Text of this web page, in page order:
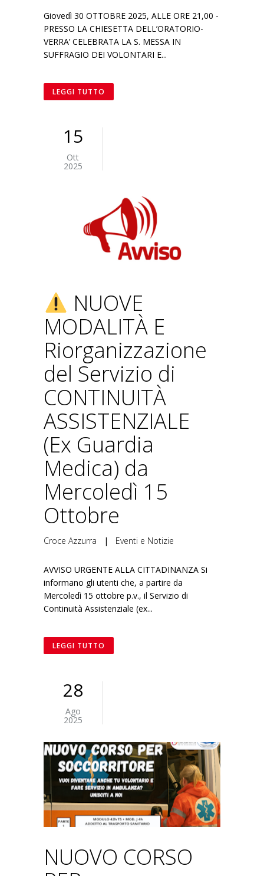
Giovedì 30 OTTOBRE 2025, ALLE ORE 21,00 -
PRESSO LA CHIESETTA DELL’ORATORIO-
VERRA’ CELEBRATA LA S. MESSA IN
SUFFRAGIO DEI VOLONTARI E...
LEGGI TUTTO
15
Ott
2025
NUOVE
MODALITÀ E
Riorganizzazione
del Servizio di
CONTINUITÀ
ASSISTENZIALE
(Ex Guardia
Medica) da
Mercoledì 15
Ottobre
Croce Azzurra | Eventi e Notizie
AVVISO URGENTE ALLA CITTADINANZA Si
informano gli utenti che, a partire da
Mercoledì 15 ottobre p.v., il Servizio di
Continuità Assistenziale (ex...
LEGGI TUTTO
28
Ago
2025
NUOVO CORSO